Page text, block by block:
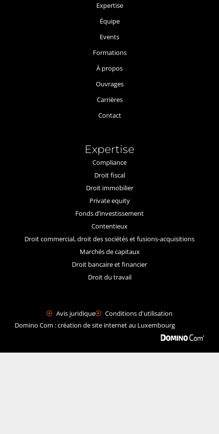
Expertise
Équipe
Events
Formations
À propos
Ouvrages
Carrières
Contact
Expertise
Compliance
Droit fiscal
Droit immobilier
Private equity
Fonds d’investissement
Contentieux
Droit commercial, droit des sociétés et fusions-acquisitions
Marchés de capitaux
Droit bancaire et financier
Droit du travail
Avis juridique
Conditions d'utilisation
Domino Com : création de site internet au Luxembourg